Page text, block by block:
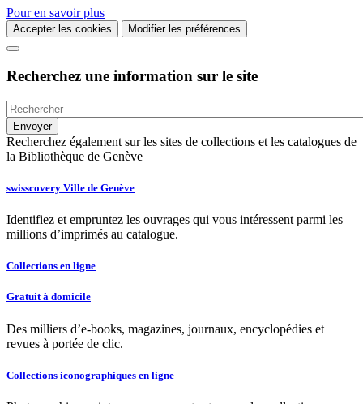
Pour en savoir plus
Accepter les cookies Modifier les préférences
Recherchez une information sur le site
Recherchez également sur les sites de collections et les catalogues de
la Bibliothèque de Genève
swisscovery Ville de Genève
Identifiez et empruntez les ouvrages qui vous intéressent parmi les
millions d’imprimés au catalogue.
Collections en ligne
Gratuit à domicile
Des milliers d’e-books, magazines, journaux, encyclopédies et
revues à portée de clic.
Collections iconographiques en ligne